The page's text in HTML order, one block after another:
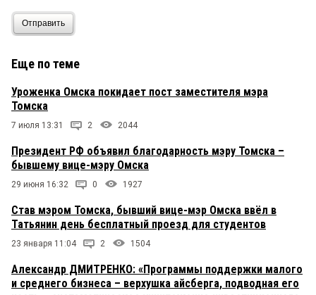
Отправить
Еще по теме
Уроженка Омска покидает пост заместителя мэра
Томска
7 июля 13:31 2 2044
Президент РФ объявил благодарность мэру Томска –
бывшему вице-мэру Омска
29 июня 16:32 0 1927
Став мэром Томска, бывший вице-мэр Омска ввёл в
Татьянин день бесплатный проезд для студентов
23 января 11:04 2 1504
Александр ДМИТРЕНКО: «Программы поддержки малого
и среднего бизнеса – верхушка айсберга, подводная его